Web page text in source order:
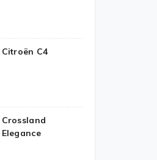
Citroën C4
Crossland
Elegance